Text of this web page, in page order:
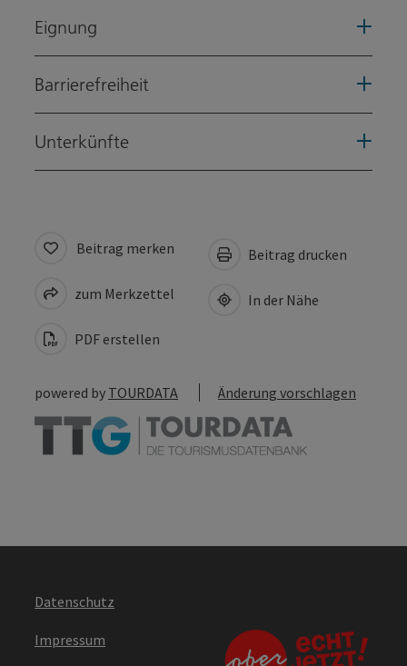
Eignung
Barrierefreiheit
Unterkünfte
Beitrag merken
zum Merkzettel
PDF erstellen
Beitrag drucken
In der Nähe
powered by TOURDATA Änderung vorschlagen
Datenschutz
Impressum